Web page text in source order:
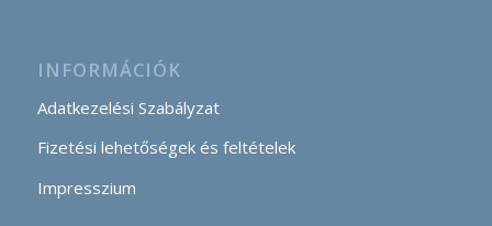
INFORMÁCIÓK
Adatkezelési Szabályzat
Fizetési lehetőségek és feltételek
Impresszium